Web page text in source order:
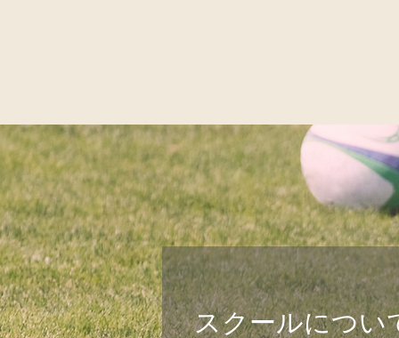
スクールについ